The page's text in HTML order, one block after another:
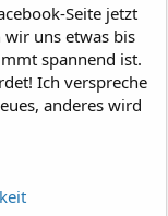
Seite jetzt
uns etwas bis
spannend ist.
Ich verspreche
anderes wird